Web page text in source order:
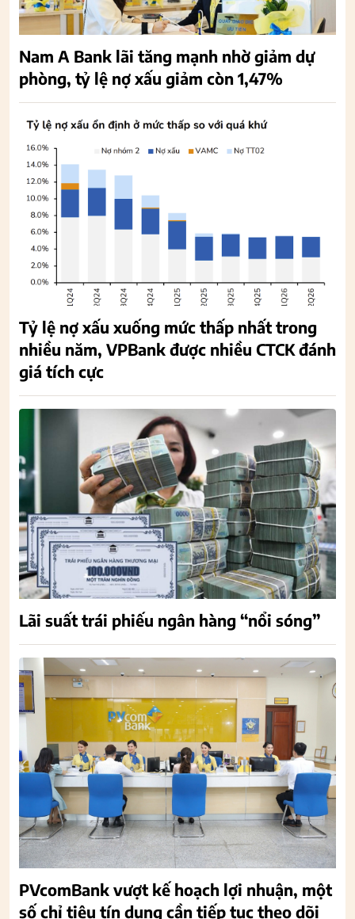
Nam A Bank lãi tăng mạnh nhờ giảm dự
phòng, tỷ lệ nợ xấu giảm còn 1,47%
Tỷ lệ nợ xấu xuống mức thấp nhất trong
nhiều năm, VPBank được nhiều CTCK đánh
giá tích cực
Lãi suất trái phiếu ngân hàng “nổi sóng”
PVcomBank vượt kế hoạch lợi nhuận, một
số chỉ tiêu tín dụng cần tiếp tục theo dõi